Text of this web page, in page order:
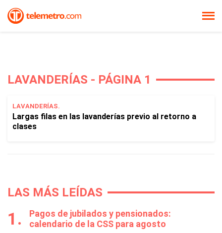
LAVANDERÍAS - PÁGINA 1
LAVANDERÍAS.
Largas filas en las lavanderías previo al retorno a
clases
LAS MÁS LEÍDAS
Pagos de jubilados y pensionados:
calendario de la CSS para agosto